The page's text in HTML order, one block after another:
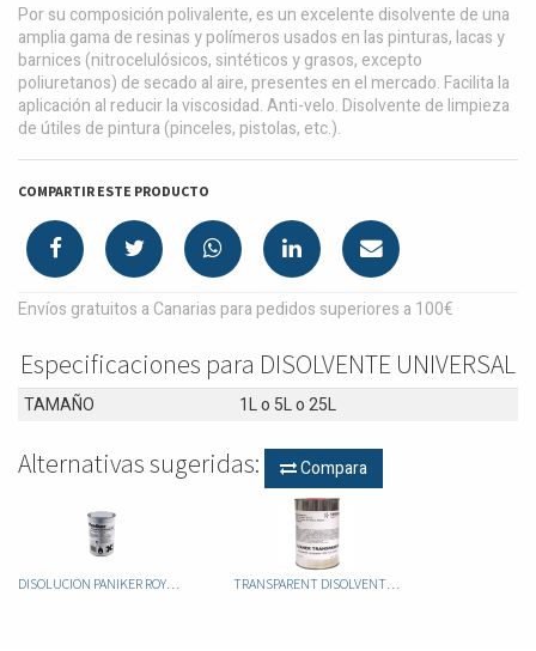
Por su composición polivalente, es un excelente disolvente de una
amplia gama de resinas y polímeros usados en las pinturas, lacas y
barnices (nitrocelulósicos, sintéticos y grasos, excepto
poliuretanos) de secado al aire, presentes en el mercado. Facilita la
aplicación al reducir la viscosidad. Anti-velo. Disolvente de limpieza
de útiles de pintura (pinceles, pistolas, etc.).
COMPARTIR ESTE PRODUCTO
Envíos gratuitos a Canarias para pedidos superiores a 100€
Especificaciones para DISOLVENTE UNIVERSAL
TAMAÑO 1Lo 5Lo25L
Alternativas sugeridas: Compara
DISOLUCION PANIKER ROYAL CALIFORNIA S-C 1L TRANSPARENT DISOLVENTE SIN TOLUENO 1LT